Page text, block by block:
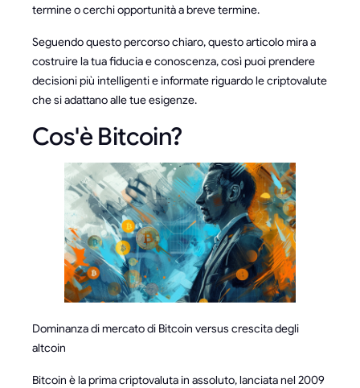
termine o cerchi opportunità a breve termine.
Seguendo questo percorso chiaro, questo articolo mira a
costruire la tua fiducia e conoscenza, così puoi prendere
decisioni più intelligenti e informate riguardo le criptovalute
che si adattano alle tue esigenze.
Cos'è Bitcoin?
Dominanza di mercato di Bitcoin versus crescita degli
altcoin
Bitcoin è la prima criptovaluta in assoluto, lanciata nel 2009